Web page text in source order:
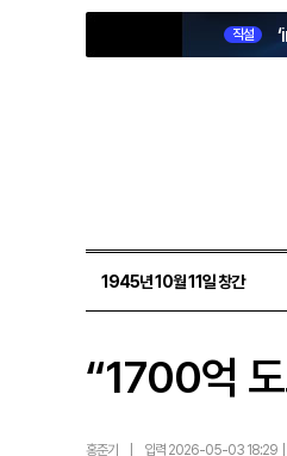
직설
1945년 10월 11일 창간
“1700억
홍준기 입력 2026-05-03 18:29